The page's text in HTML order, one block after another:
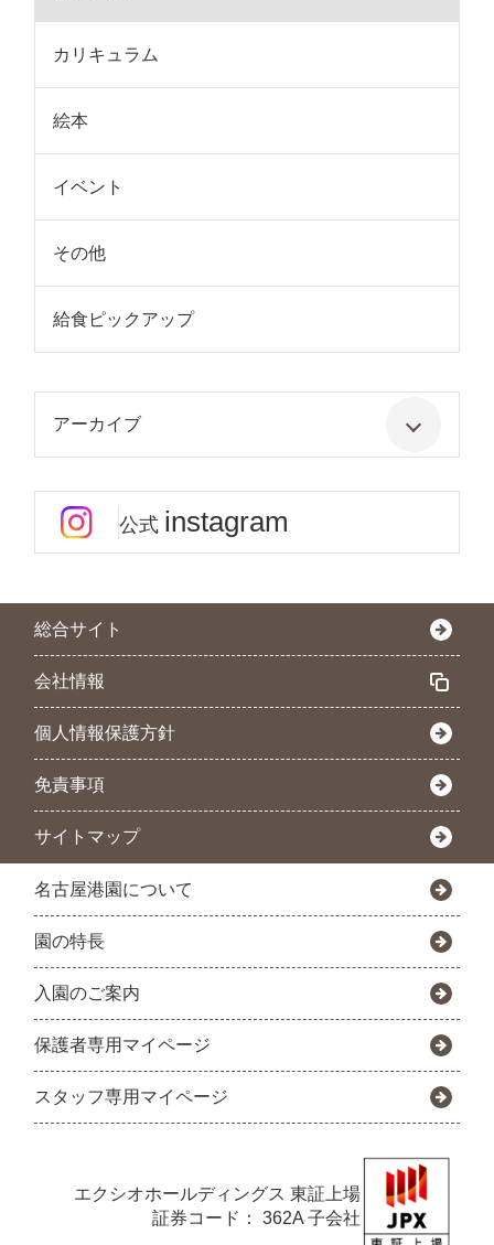
カリキュラム
絵本
イベント
その他
給食ピックアップ
アーカイブ
公式 instagram
総合サイト
会社情報
個人情報保護方針
免責事項
サイトマップ
名古屋港園について
園の特長
入園のご案内
保護者専用マイページ
スタッフ専用マイページ
エクシオホールディングス 東証上場
証券コード： 362A 子会社